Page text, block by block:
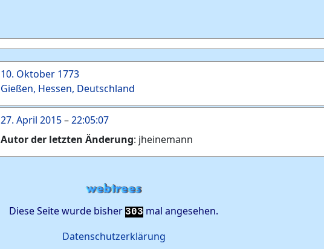
10. Oktober 1773
Gießen, Hessen, Deutschland
27. April 2015–22:05:07
Autor der letzten Änderung: jheinemann
Diese Seite wurde bisher 303 mal angesehen.
Datenschutzerklärung